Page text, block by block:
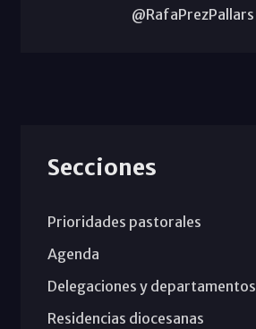
@RafaPrezPallars
Secciones
Prioridades pastorales
Agenda
Delegaciones y departamentos
Residencias diocesanas